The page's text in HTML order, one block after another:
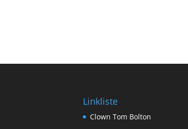
Linkliste
Clown Tom Bolton